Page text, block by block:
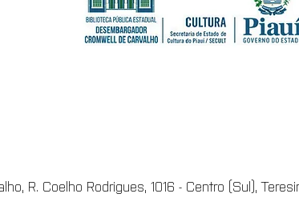
R. Coelho Rodrigues, 1016 - Centro (Sul),